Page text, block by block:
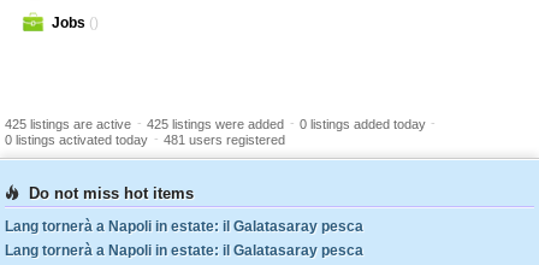
Jobs ()
425 listings are active - 425 listings were added - 0 listings added today -
0 listings activated today - 481 users registered
Do not miss hot items
Lang tornerà a Napoli in estate: il Galatasaray pesca
Lang tornerà a Napoli in estate: il Galatasaray pesca